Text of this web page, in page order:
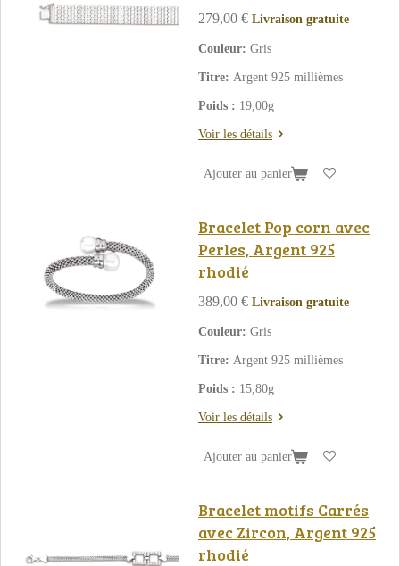
279,00 € Livraison gratuite
Couleur: Gris
Titre: Argent 925 millièmes
Poids : 19,00g
Voir les détails
Ajouter au panier
Bracelet Pop corn avec
Perles, Argent 925
rhodié
389,00 € Livraison gratuite
Couleur: Gris
Titre: Argent 925 millièmes
Poids : 15,80g
Voir les détails
Ajouter au panier
Bracelet motifs Carrés
avec Zircon, Argent 925
rhodié